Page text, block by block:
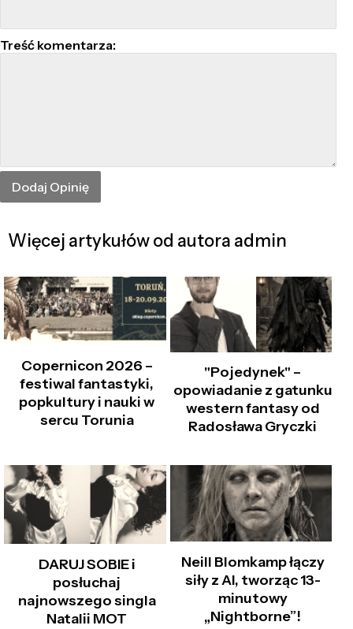
Treść komentarza:
Więcej artykułów od autora admin
Copernicon 2026 –
festiwal fantastyki,
popkultury i nauki w
sercu Torunia
"Pojedynek" –
opowiadanie z gatunku
western fantasy od
Radosława Gryczki
DARUJ SOBIE i
posłuchaj
najnowszego singla
Natalii MOT
Neill Blomkamp łączy
siły z AI, tworząc 13-
minutowy
„Nightborne”!